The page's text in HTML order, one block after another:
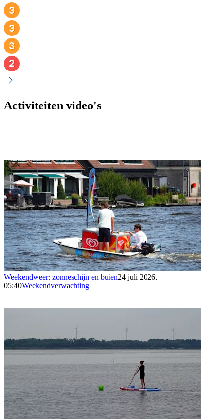
Activiteiten video's
Weekendweer: zonneschijn en buien24 juli 2026,
05:40Weekendverwachting